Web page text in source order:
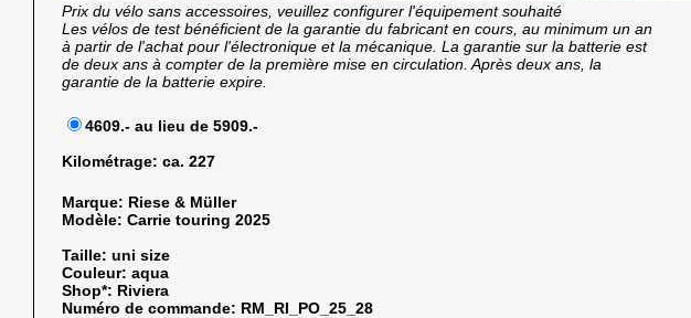
Prix du vélo sans accessoires, veuillez configurer l'équipement souhaité
Les vélos de test bénéficient de la garantie du fabricant en cours, au minimum un an
à partir de l'achat pour l'électronique et la mécanique. La garantie sur la batterie est
de deux ans à compter de la première mise en circulation. Après deux ans, la
garantie de la batterie expire.
4609.- au lieu de 5909.-
Kilométrage: ca. 227
Marque: Riese & Müller
Modèle: Carrie touring 2025
Taille: uni size
Couleur: aqua
Shop*: Riviera
Numéro de commande: RM_RI_PO_25_28